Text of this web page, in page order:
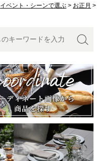
イベント・シーンで選ぶ お正月